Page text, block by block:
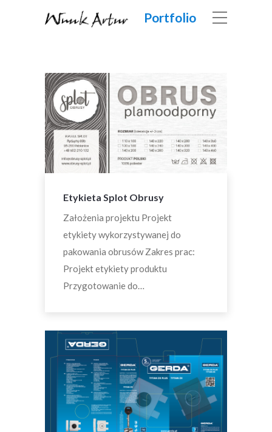
Portfolio
Etykieta Splot Obrusy
Założenia projektu Projekt
etykiety wykorzystywanej do
pakowania obrusów Zakres prac:
Projekt etykiety produktu
Przygotowanie do…